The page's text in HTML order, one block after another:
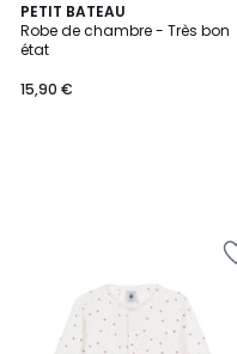
PETIT BATEAU
Robe de chambre - Très bon
état
15,90 €